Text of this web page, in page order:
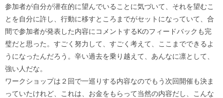
参加者が自分が潜在的に望んでいることに気づいて、それを望むこ
とを自分に許し、行動に移すところまでがセットになっていて、合
間で参加者が発表した内容にコメントするKのフィードバックも完
璧だと思った。すごく努力して、すごく考えて、ここまでできるよ
うになったんだろう。辛い過去を乗り越えて、あんなに凛として、
強い人だな。
ワークショップは２回で一巡りする内容なのでもう次回開催も決ま
っていたけれど、これは、お金をもらって当然の内容だし、こんな